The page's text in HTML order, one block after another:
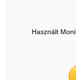
Használt